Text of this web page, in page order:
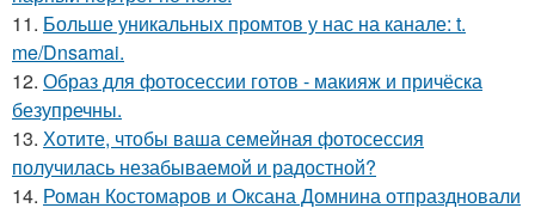
11. Больше уникальных промтов у нас на канале: t.
me/Dnsamai.
12. Образ для фотосессии готов - макияж и причёска
безупречны.
13. Хотите, чтобы ваша семейная фотосессия
получилась незабываемой и радостной?
14. Роман Костомаров и Оксана Домнина отпраздновали